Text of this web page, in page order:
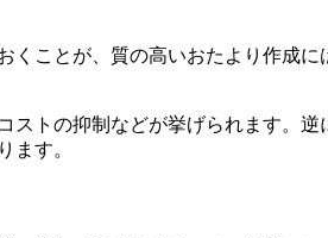
ことが、質の高いおたより作成
トの抑制などが挙げられます。
ます。